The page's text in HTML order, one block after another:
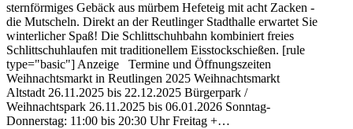
sternförmiges Gebäck aus mürbem Hefeteig mit acht Zacken -
die Mutscheln. Direkt an der Reutlinger Stadthalle erwartet Sie
winterlicher Spaß! Die Schlittschuhbahn kombiniert freies
Schlittschuhlaufen mit traditionellem Eisstockschießen. [rule
type="basic"] Anzeige Termine und Öffnungszeiten
Weihnachtsmarkt in Reutlingen 2025 Weihnachtsmarkt
Altstadt 26.11.2025 bis 22.12.2025 Bürgerpark /
Weihnachtspark 26.11.2025 bis 06.01.2026 Sonntag-
Donnerstag: 11:00 bis 20:30 Uhr Freitag +…